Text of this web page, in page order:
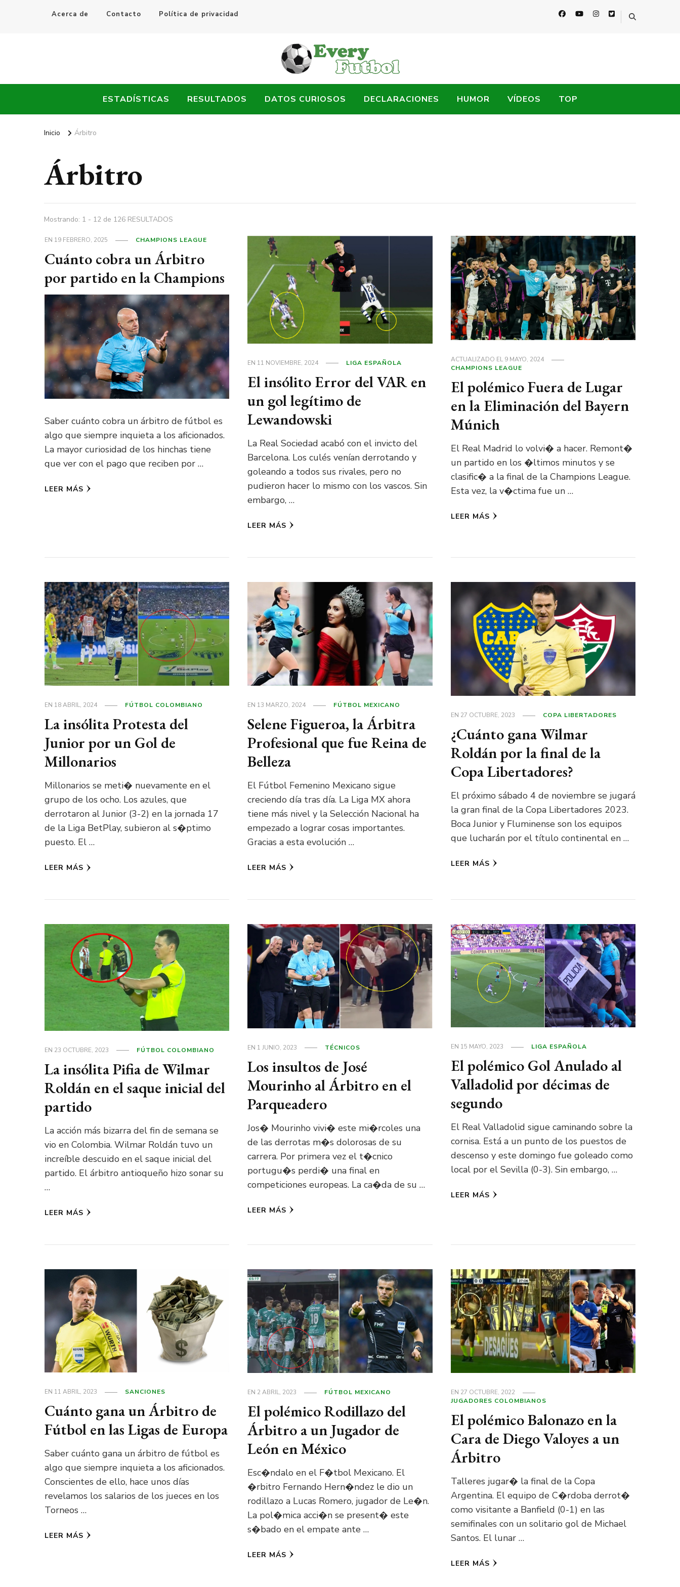
Acerca de Contacto Política de privacidad
Every Fútbol
ESTADÍSTICAS RESULTADOS DATOS CURIOSOS DECLARACIONES HUMOR VÍDEOS TOP
Inicio Árbitro
Árbitro
Mostrando: 1 - 12 de 126 RESULTADOS
EN 19 FEBRERO, 2025 CHAMPIONS LEAGUE
Cuánto cobra un Árbitro
por partido en la Champions
Saber cuánto cobra un árbitro de fútbol es
algo que siempre inquieta a los aficionados.
La mayor curiosidad de los hinchas tiene
que ver con el pago que reciben por …
LEER MÁS
EN 11 NOVIEMBRE, 2024 LIGA ESPAÑOLA
El insólito Error del VAR en
un gol legítimo de
Lewandowski
La Real Sociedad acabó con el invicto del
Barcelona. Los culés venían derrotando y
goleando a todos sus rivales, pero no
pudieron hacer lo mismo con los vascos. Sin
embargo, …
LEER MÁS
ACTUALIZADO EL9 MAYO, 2024
CHAMPIONS LEAGUE
El polémico Fuera de Lugar
en la Eliminación del Bayern
Múnich
El Real Madrid lo volvi� a hacer. Remont�
un partido en los �ltimos minutos y se
clasific� a la final de la Champions League.
Esta vez, la v�ctima fue un …
LEER MÁS
EN 18 ABRIL, 2024 FÚTBOL COLOMBIANO
La insólita Protesta del
Junior por un Gol de
Millonarios
Millonarios se meti� nuevamente en el
grupo de los ocho. Los azules, que
derrotaron al Junior (3-2) en la jornada 17
de la Liga BetPlay, subieron al s�ptimo
puesto. El …
LEER MÁS
EN 13 MARZO, 2024 FÚTBOL MEXICANO
Selene Figueroa, la Árbitra
Profesional que fue Reina de
Belleza
El Fútbol Femenino Mexicano sigue
creciendo día tras día. La Liga MX ahora
tiene más nivel y la Selección Nacional ha
empezado a lograr cosas importantes.
Gracias a esta evolución …
LEER MÁS
EN 27 OCTUBRE, 2023 COPA LIBERTADORES
¿Cuánto gana Wilmar
Roldán por la final de la
Copa Libertadores?
El próximo sábado 4 de noviembre se jugará
la gran final de la Copa Libertadores 2023.
Boca Junior y Fluminense son los equipos
que lucharán por el título continental en …
LEER MÁS
EN 23 OCTUBRE, 2023 FÚTBOL COLOMBIANO
La insólita Pifia de Wilmar
Roldán en el saque inicial del
partido
La acción más bizarra del fin de semana se
vio en Colombia. Wilmar Roldán tuvo un
increíble descuido en el saque inicial del
partido. El árbitro antioqueño hizo sonar su
…
LEER MÁS
EN 1 JUNIO, 2023 TÉCNICOS
Los insultos de José
Mourinho al Árbitro en el
Parqueadero
Jos� Mourinho vivi� este mi�rcoles una
de las derrotas m�s dolorosas de su
carrera. Por primera vez el t�cnico
portugu�s perdi� una final en
competiciones europeas. La ca�da de su …
LEER MÁS
EN 15 MAYO, 2023 LIGA ESPAÑOLA
El polémico Gol Anulado al
Valladolid por décimas de
segundo
El Real Valladolid sigue caminando sobre la
cornisa. Está a un punto de los puestos de
descenso y este domingo fue goleado como
local por el Sevilla (0-3). Sin embargo, …
LEER MÁS
EN 11 ABRIL, 2023 SANCIONES
Cuánto gana un Árbitro de
Fútbol en las Ligas de Europa
Saber cuánto gana un árbitro de fútbol es
algo que siempre inquieta a los aficionados.
Conscientes de ello, hace unos días
revelamos los salarios de los jueces en los
Torneos …
LEER MÁS
EN 2 ABRIL, 2023 FÚTBOL MEXICANO
El polémico Rodillazo del
Árbitro a un Jugador de
León en México
Esc�ndalo en el F�tbol Mexicano. El
�rbitro Fernando Hern�ndez le dio un
rodillazo a Lucas Romero, jugador de Le�n.
La pol�mica acci�n se present� este
s�bado en el empate ante …
LEER MÁS
EN 27 OCTUBRE, 2022
JUGADORES COLOMBIANOS
El polémico Balonazo en la
Cara de Diego Valoyes a un
Árbitro
Talleres jugar� la final de la Copa
Argentina. El equipo de C�rdoba derrot�
como visitante a Banfield (0-1) en las
semifinales con un solitario gol de Michael
Santos. El lunar …
LEER MÁS